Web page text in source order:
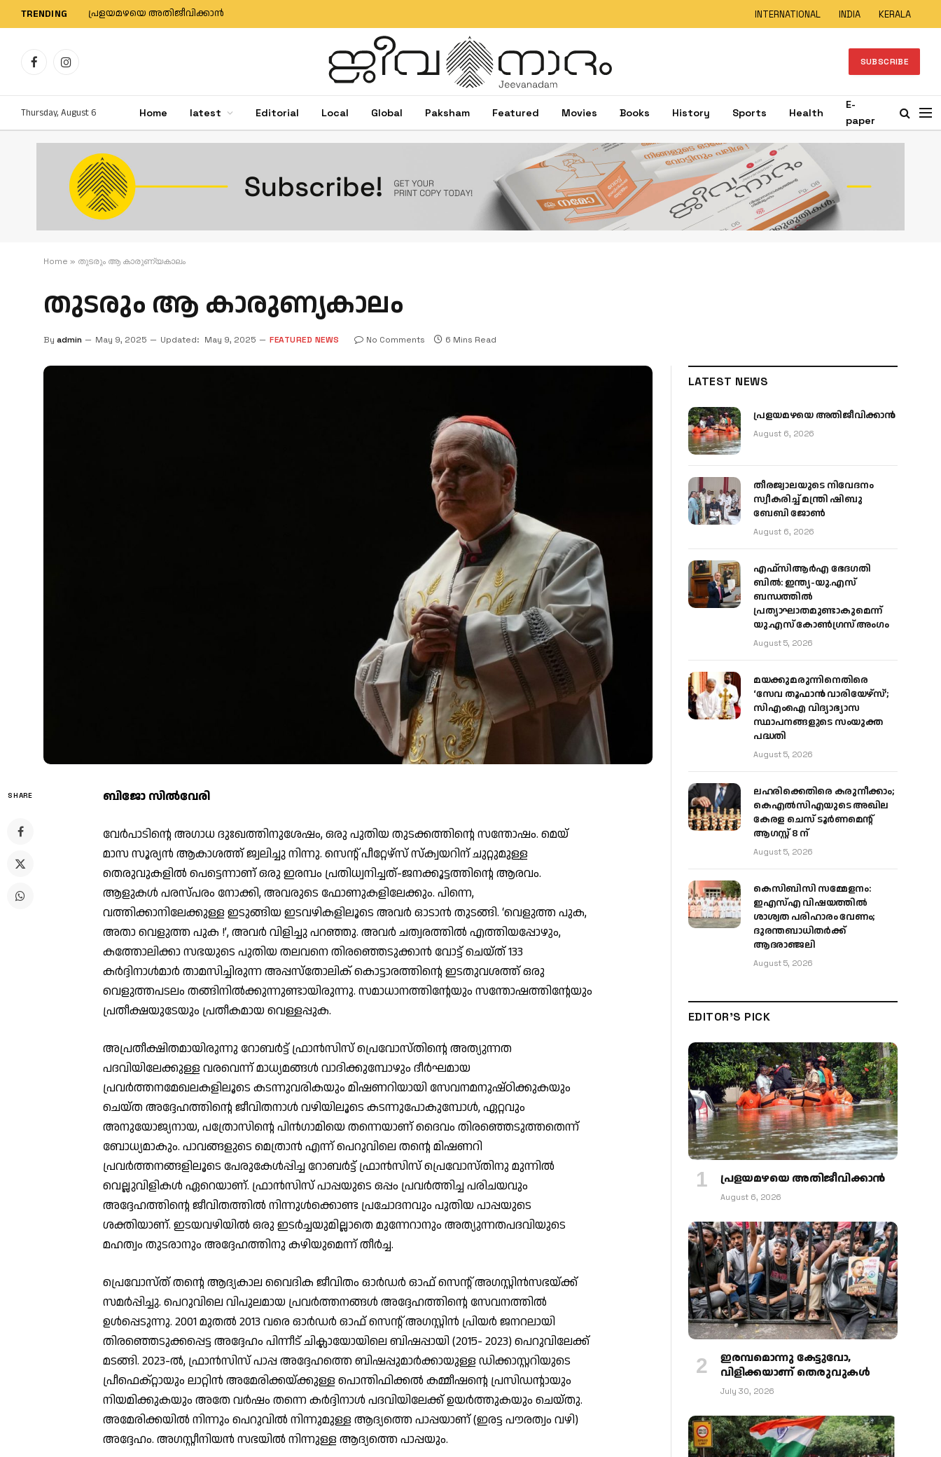
TRENDING പ്രളയമഴയെ അതിജീവിക്കാന്‍ INTERNATIONAL INDIA KERALA
FacebookInstagram SUBSCRIBE
Thursday, August 6 Home latest Editorial Local Global Paksham Featured Movies Books History Sports Health
E-
paper
Home » തുടരും ആ കാരുണ്യകാലം
തുടരും ആ കാരുണ്യകാലം
By admin May 9, 2025 Updated: May 9, 2025 FEATURED NEWS No Comments 6 Mins Read
SHARE ബിജോ സില്‍വേരി
വേര്‍പാടിന്റെ അഗാധ ദുഃഖത്തിനുശേഷം, ഒരു പുതിയ തുടക്കത്തിന്റെ സന്തോഷം. മെയ്
മാസ സൂര്യന്‍ ആകാശത്ത് ജ്വലിച്ചു നിന്നു. സെന്റ് പീറ്റേഴ്സ് സ്‌ക്വയറിന് ചുറ്റുമുള്ള
തെരുവുകളില്‍ പെട്ടെന്നാണ് ഒരു ഇരമ്പം പ്രതിധ്വനിച്ചത്-ജനക്കൂട്ടത്തിന്റെ ആരവം.
ആളുകള്‍ പരസ്പരം നോക്കി, അവരുടെ ഫോണുകളിലേക്കും. പിന്നെ,
വത്തിക്കാനിലേക്കുള്ള ഇടുങ്ങിയ ഇടവഴികളിലൂടെ അവര്‍ ഓടാന്‍ തുടങ്ങി. ‘വെളുത്ത പുക,
അതാ വെളുത്ത പുക !’, അവര്‍ വിളിച്ചു പറഞ്ഞു. അവര്‍ ചത്വരത്തില്‍ എത്തിയപ്പോഴും,
കത്തോലിക്കാ സഭയുടെ പുതിയ തലവനെ തിരഞ്ഞെടുക്കാന്‍ വോട്ട് ചെയ്ത് 133
കര്‍ദ്ദിനാള്‍മാര്‍ താമസിച്ചിരുന്ന അപ്പസ്‌തോലിക് കൊട്ടാരത്തിന്റെ ഇടതുവശത്ത് ഒരു
വെളുത്തപടലം തങ്ങിനില്‍ക്കുന്നുണ്ടായിരുന്നു. സമാധാനത്തിന്റേയും സന്തോഷത്തിന്റേയും
പ്രതീക്ഷയുടേയും പ്രതീകമായ വെള്ളപ്പുക.
അപ്രതീക്ഷിതമായിരുന്നു റോബര്‍ട്ട് ഫ്രാന്‍സിസ് പ്രെവോസ്തിന്റെ അത്യുന്നത
പദവിയിലേക്കുള്ള വരവെന്ന് മാധ്യമങ്ങള്‍ വാദിക്കുമ്പോഴും ദീര്‍ഘമായ
പ്രവര്‍ത്തനമേഖലകളിലൂടെ കടന്നുവരികയും മിഷണറിയായി സേവനമനുഷ്ഠിക്കുകയും
ചെയ്ത അദ്ദേഹത്തിന്റെ ജീവിതനാള്‍ വഴിയിലൂടെ കടന്നുപോകുമ്പോള്‍, ഏറ്റവും
അനുയോജ്യനായ, പത്രോസിന്റെ പിന്‍ഗാമിയെ തന്നെയാണ് ദൈവം തിരഞ്ഞെടുത്തതെന്ന്
ബോധ്യമാകും. പാവങ്ങളുടെ മെത്രാന്‍ എന്ന് പെറുവിലെ തന്റെ മിഷണറി
പ്രവര്‍ത്തനങ്ങളിലൂടെ പേരുകേള്‍പ്പിച്ച റോബര്‍ട്ട് ഫ്രാന്‍സിസ് പ്രെവോസ്തിനു മുന്നില്‍
വെല്ലുവിളികള്‍ ഏറെയാണ്. ഫ്രാന്‍സിസ് പാപ്പയുടെ ഒപ്പം പ്രവര്‍ത്തിച്ച പരിചയവും
അദ്ദേഹത്തിന്റെ ജീവിതത്തില്‍ നിന്നുള്‍ക്കൊണ്ട പ്രചോദനവും പുതിയ പാപ്പയുടെ
ശക്തിയാണ്. ഇടയവഴിയില്‍ ഒരു ഇടര്‍ച്ചയുമില്ലാതെ മുന്നേറാനും അത്യുന്നതപദവിയുടെ
മഹത്വം തുടരാനും അദ്ദേഹത്തിനു കഴിയുമെന്ന് തീര്‍ച്ച.
പ്രെവോസ്ത് തന്റെ ആദ്യകാല വൈദിക ജീവിതം ഓര്‍ഡര്‍ ഓഫ് സെന്റ് അഗസ്റ്റിന്‍സഭയ്ക്ക്
സമര്‍പ്പിച്ചു. പെറുവിലെ വിപുലമായ പ്രവര്‍ത്തനങ്ങള്‍ അദ്ദേഹത്തിന്റെ സേവനത്തില്‍
ഉള്‍പ്പെടുന്നു. 2001 മുതല്‍ 2013 വരെ ഓര്‍ഡര്‍ ഓഫ് സെന്റ് അഗസ്റ്റിന്‍ പ്രിയര്‍ ജനറലായി
തിരഞ്ഞെടുക്കപ്പെട്ട അദ്ദേഹം പിന്നീട് ചിക്ലായോയിലെ ബിഷപ്പായി (2015- 2023) പെറുവിലേക്ക്
മടങ്ങി. 2023-ല്‍, ഫ്രാന്‍സിസ് പാപ്പ അദ്ദേഹത്തെ ബിഷപ്പുമാര്‍ക്കായുള്ള ഡിക്കാസ്റ്ററിയുടെ
പ്രീഫെക്റ്റായും ലാറ്റിന്‍ അമേരിക്കയ്ക്കുള്ള പൊന്തിഫിക്കല്‍ കമ്മീഷന്റെ പ്രസിഡന്റായും
നിയമിക്കുകയും അതേ വര്‍ഷം തന്നെ കര്‍ദ്ദിനാള്‍ പദവിയിലേക്ക് ഉയര്‍ത്തുകയും ചെയ്തു.
അമേരിക്കയില്‍ നിന്നും പെറുവില്‍ നിന്നുമുള്ള ആദ്യത്തെ പാപ്പയാണ് (ഇരട്ട പൗരത്വം വഴി)
അദ്ദേഹം. അഗസ്റ്റീനിയന്‍ സഭയില്‍ നിന്നുള്ള ആദ്യത്തെ പാപ്പയും.
LATEST NEWS
പ്രളയമഴയെ അതിജീവിക്കാന്‍
August 6, 2026
തീരജ്വാലയുടെ നിവേദനം
സ്വീകരിച്ച് മന്ത്രി ഷിബു
ബേബി ജോൺ
August 6, 2026
എഫ്‌സിആർഎ ഭേദഗതി
ബിൽ: ഇന്ത്യ-യു.എസ്
ബന്ധത്തിൽ
പ്രത്യാഘാതമുണ്ടാകുമെന്ന്
യു.എസ് കോൺഗ്രസ് അംഗം
August 5, 2026
മയക്കുമരുന്നിനെതിരെ
‘സേവ തൂഫാൻ വാരിയേഴ്‌സ്’;
സിഎംഐ വിദ്യാഭ്യാസ
സ്ഥാപനങ്ങളുടെ സംയുക്ത
പദ്ധതി
August 5, 2026
ലഹരിക്കെതിരെ കരുനീക്കാം;
കെഎൽസിഎയുടെ അഖില
കേരള ചെസ് ടൂർണമെന്റ്
ആഗസ്റ്റ് 8 ന്
August 5, 2026
കെസിബിസി സമ്മേളനം:
ഇഎസ്എ വിഷയത്തിൽ
ശാശ്വത പരിഹാരം വേണം;
ദുരന്തബാധിതർക്ക്
ആദരാഞ്ജലി
August 5, 2026
EDITOR'S PICK
പ്രളയമഴയെ അതിജീവിക്കാന്‍
August 6, 2026
ഇരമ്പമൊന്നു കേട്ടുവോ,
വിളിക്കയാണ് തെരുവുകള്‍
July 30, 2026